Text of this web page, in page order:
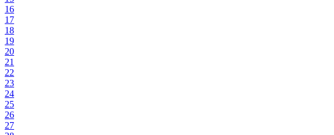
16
17
18
19
20
21
22
23
24
25
26
27